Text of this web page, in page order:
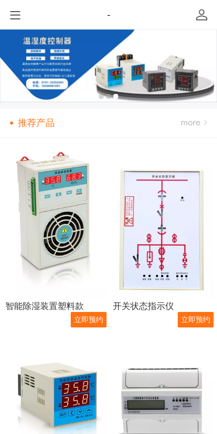
-
推荐产品
智能除湿装置塑料款
立即预约
开关状态指示仪
立即预约